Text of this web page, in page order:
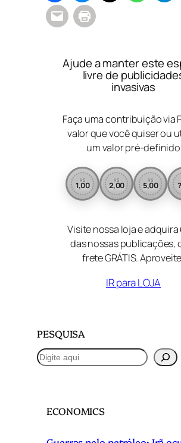
Ajude a manter este
livre de
invasivas
Faça uma contribuição via
valor que você quiser ou
um valor pré-definido
R$
1,00
R$
2,00
R$
5,00
Visite nossa loja e adquira
das nossas publicações,
frete GRÁTIS.
IR para LOJA
PESQUISA
P
e
ECONOMICS